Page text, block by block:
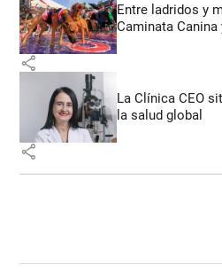
Entre ladridos y
Caminata
share
La Clínica CEO
la salud global
share